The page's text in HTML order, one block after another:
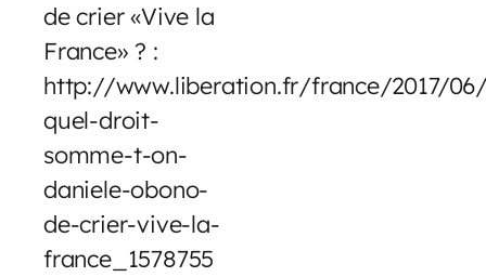
de crier «Vive la
France» ? :
http://www.liberation.fr/france/2017/
quel-droit-
somme-t-on-
daniele-obono-
de-crier-vive-la-
france_1578755